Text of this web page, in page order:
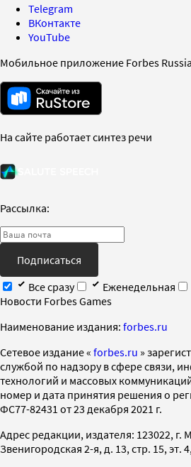
Telegram
ВКонтакте
YouTube
Мобильное приложение Forbes
На сайте работает синтез речи
Рассылка:
Подписаться
Все сразу
Еженедельная
Новости Forbes Games
Наименование издания: forbes.ru
Cетевое издание « forbes.ru »
службой по надзору в сфере связи,
технологий и массовых
номер и дата принятия решения о
ФС77-82431 от 23 декабря 2021 г.
Адрес редакции, издателя: 123022, г.
Звенигородская 2-я, д. 13, стр. 15, эт.